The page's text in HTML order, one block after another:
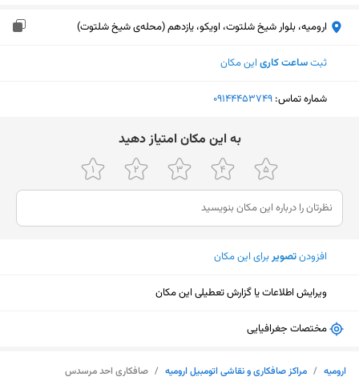
ارومیه، بلوار شیخ شلتوت، اویکو، یازدهم (محله‌ی شیخ شلتوت)
ثبتساعت کاری این مکان
شماره تماس: ‎09144453749
ﺑﻪ اﯾﻦ ﻣﮑﺎن اﻣﺘﯿﺎز دﻫﯿﺪ
افزودنتصویربرای این مکان
ویرایش اطلاعات یا گزارش تعطیلی این مکان
مختصات جغرافیایی
ارومیه / مراکز صافکاری و نقاشی اتومبیل ارومیه / صافکاری احد مرسدس